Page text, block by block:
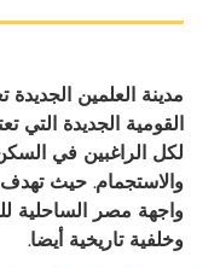
مدينة العلمين
القومية الجديدة التي
لكل الراغبين في
والاستجمام. حيث تهدف
واجهة مصر الساحلية
وخلفية تاريخية أيضا.